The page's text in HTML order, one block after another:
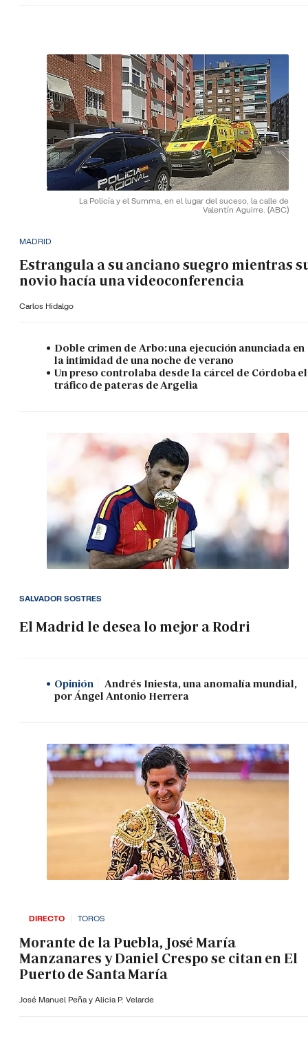
La Policía y el Summa, en el lugar del suceso, la calle de
Valentín Aguirre. (ABC)
MADRID
Estrangula a su anciano suegro mientras
novio hacía una videoconferencia
Carlos Hidalgo
Doble crimen de Arbo: una ejecución anunciada en
la intimidad de una noche de verano
Un preso controlaba desde la cárcel de Córdoba el
tráfico de pateras de Argelia
El Madrid le desea lo mejor a Rodri
SALVADOR SOSTRES
Opinión
Andrés Iniesta, una anomalía mundial,
por Ángel Antonio Herrera
DIRECTO TOROS
Morante de la Puebla, José María
Manzanares y Daniel Crespo se citan en El
Puerto de Santa María
José Manuel Peña y Alicia P. Velarde